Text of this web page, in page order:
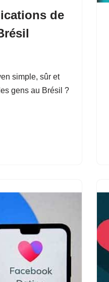
de
simple, sûr et
gens au Brésil ?